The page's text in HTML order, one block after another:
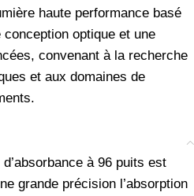
haute performance basé
optique et une
convenant à la recherche
et aux domaines de
à 96 puits est
grande précision l’absorption